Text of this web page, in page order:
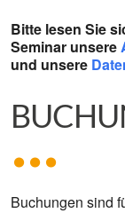
Bitte lesen Sie
Seminar unsere
und unsere
Buchungen sind